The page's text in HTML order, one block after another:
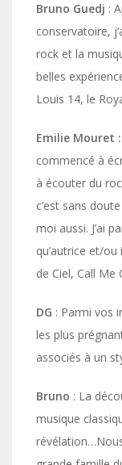
Bruno Guedj :
conservatoire,
rock et la
belles
Louis 14, le
Emilie Mouret :
commencé à
à écouter du
c’est sans
moi aussi. J’ai
qu’autrice et/
de Ciel, Call Me
DG : Parmi vos
les plus
associés à un
Bruno : La
musique